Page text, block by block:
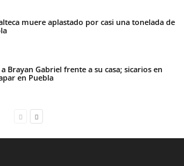
muere aplastado por casi una tonelada de
Brayan Gabriel frente a su casa; sicarios en
en Puebla